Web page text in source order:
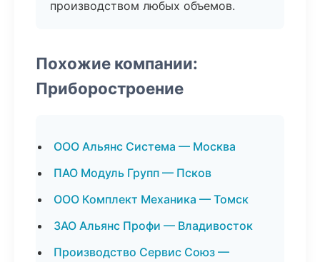
производством любых объемов.
Похожие компании:
Приборостроение
ООО Альянс Система — Москва
ПАО Модуль Групп — Псков
ООО Комплект Механика — Томск
ЗАО Альянс Профи — Владивосток
Производство Сервис Союз —